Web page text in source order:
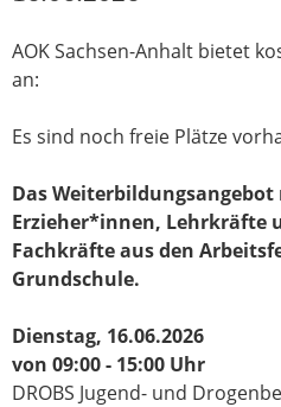
AOK Sachsen-Anhalt bietet
an:
Es sind noch freie Plätze
Das
Erzieher*innen, Lehrkräfte
Fachkräfte aus den
Grundschule.
Dienstag, 16.06.2026
von 09:00 - 15:00 Uhr
DROBS Jugend- und